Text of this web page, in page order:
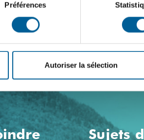
Préférences
Autoriser la sélection
Sujets